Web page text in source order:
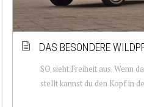
DAS BESONDERE
SO sieht Freiheit aus. Wenn
stellt kannst du den Kopf in